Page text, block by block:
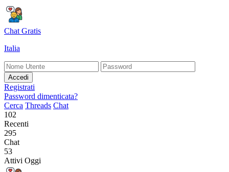
Chat Gratis
Italia
Accedi
Registrati
Password dimenticata?
Cerca Threads Chat
102
Recenti
295
Chat
53
Attivi Oggi